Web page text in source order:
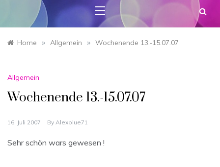
Home » Allgemein » Wochenende 13.-15.07.07
Allgemein
Wochenende 13.-15.07.07
16. Juli 2007 By Alexblue71
Sehr schön wars gewesen !